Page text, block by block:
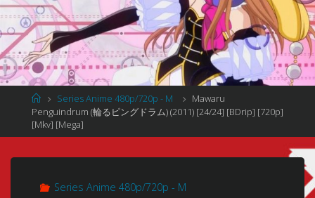
Página
de
Inicio
Series Anime 480p/720p - M
Mawaru
Penguindrum (輪るピングドラム) (2011) [24/24] [BDrip] [720p]
[Mkv] [Mega]
Series Anime 480p/720p - M